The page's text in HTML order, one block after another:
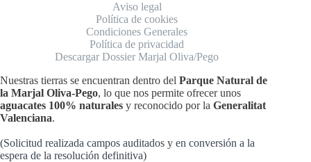
Aviso legal
Política de cookies
Condiciones Generales
Política de privacidad
Descargar Dossier Marjal Oliva/Pego
Nuestras tierras se encuentran dentro del Parque Natural de
la Marjal Oliva-Pego, lo que nos permite ofrecer unos
aguacates 100% naturales y reconocido por la Generalitat
Valenciana.
(Solicitud realizada campos auditados y en conversión a la
espera de la resolución definitiva)